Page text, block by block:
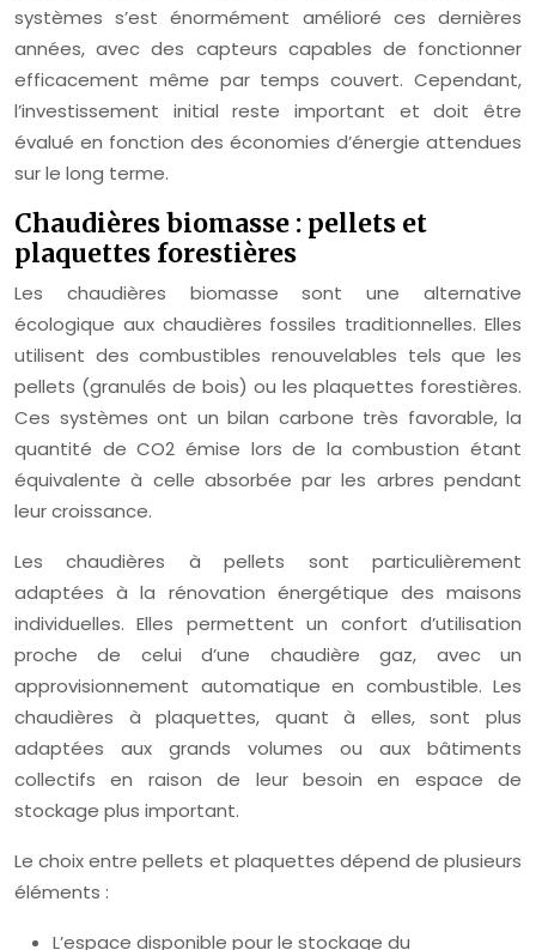
systèmes s’est énormément amélioré ces dernières
années, avec des capteurs capables de fonctionner
efficacement même par temps couvert. Cependant,
l’investissement initial reste important et doit être
évalué en fonction des économies d’énergie attendues
sur le long terme.
Chaudières biomasse : pellets et
plaquettes forestières
Les chaudières biomasse sont une alternative
écologique aux chaudières fossiles traditionnelles. Elles
utilisent des combustibles renouvelables tels que les
pellets (granulés de bois) ou les plaquettes forestières.
Ces systèmes ont un bilan carbone très favorable, la
quantité de CO2 émise lors de la combustion étant
équivalente à celle absorbée par les arbres pendant
leur croissance.
Les chaudières à pellets sont particulièrement
adaptées à la rénovation énergétique des maisons
individuelles. Elles permettent un confort d’utilisation
proche de celui d’une chaudière gaz, avec un
approvisionnement automatique en combustible. Les
chaudières à plaquettes, quant à elles, sont plus
adaptées aux grands volumes ou aux bâtiments
collectifs en raison de leur besoin en espace de
stockage plus important.
Le choix entre pellets et plaquettes dépend de plusieurs
éléments :
L’espace disponible pour le stockage du